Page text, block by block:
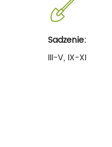
Sadzenie:
III-V, IX-XI